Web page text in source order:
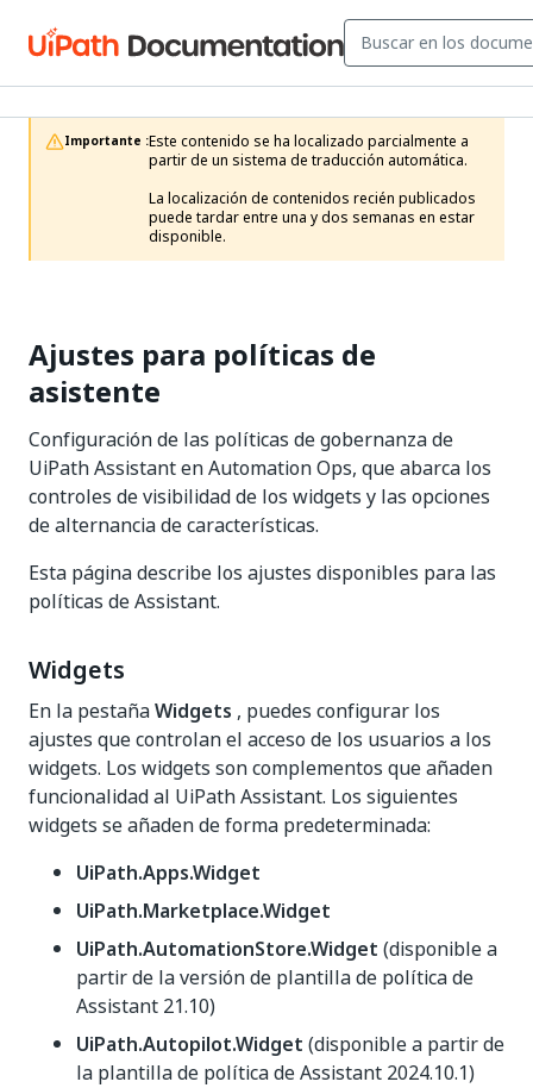
Importante :Este contenido se ha localizado parcialmente a
partir de un sistema de traducción automática.
La localización de contenidos recién publicados
puede tardar entre una y dos semanas en estar
disponible.
Ajustes para políticas de
asistente
Configuración de las políticas de gobernanza de
UiPath Assistant en Automation Ops, que abarca los
controles de visibilidad de los widgets y las opciones
de alternancia de características.
Esta página describe los ajustes disponibles para las
políticas de Assistant.
Widgets
En la pestañaWidgets , puedes configurar los
ajustes que controlan el acceso de los usuarios a los
widgets. Los widgets son complementos que añaden
funcionalidad al UiPath Assistant. Los siguientes
widgets se añaden de forma predeterminada:
UiPath.Apps.Widget
UiPath.Marketplace.Widget
UiPath.AutomationStore.Widget (disponible a
partir de la versión de plantilla de política de
Assistant 21.10)
UiPath.Autopilot.Widget (disponible a partir de
la plantilla de política de Assistant 2024.10.1)